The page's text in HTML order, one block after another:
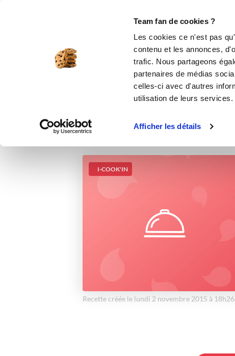
Team fan de cookies ?
Les cookies ce n'est pas
contenu et les annonces,
trafic. Nous partageons
partenaires de médias
celles-ci avec d'autres
utilisation de leurs services.
Afficher les détails
I-COOK'IN
Recette créée le lundi 2 novembre 2015 à 18h26